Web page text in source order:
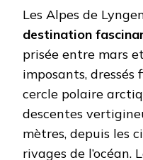
Les Alpes de
destination
prisée entre mars
imposants,
cercle polaire
descentes
mètres, depuis les
rivages de l’océan.